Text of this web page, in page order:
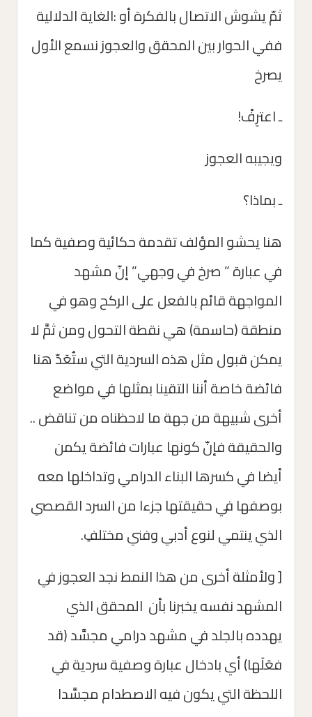
ثمّ يشوش الاتصال بالفكرة أو :الغاية الدلالية
ففي الحوار بين المحقق والعجوز نسمع الأول
يصرخ
ـ اعترِفْ!
ويجيبه العجوز
ـ بماذا؟
هنا يحشو المؤلف تقدمة حكائية وصفية كما
في عبارة ” صرخ في وجهي” إنّ مشهد
المواجهة قائم بالفعل على الركح وهو في
منطقة (حاسمة) هي نقطة التحول ومن ثمَّ لا
يمكن قبول مثل هذه السردية التي ستُعَدّ هنا
فائضة خاصة أننا التقينا بمثلها في مواضع
أخرى شبيهة من جهة ما لاحظناه من تناقض ..
والحقيقة فإنّ كونها عبارات فائضة يكمن
أيضا في كسرها البناء الدرامي وتداخلها معه
بوصفها في حقيقتها جزءا من السرد القصصي
الذي ينتمي لنوع أدبي وفني مختلفِ.
[ ولأمثلة أخرى من هذا النمط نجد العجوز في
المشهد نفسه يخبرنا بأن المحقق الذي
يهدده بالجلد في مشهد درامي مجسَّد (قد
فعَلَها) أي بادخال عبارة وصفية سردية في
اللحظة التي يكون فيه الاصطدام مجسَّدا